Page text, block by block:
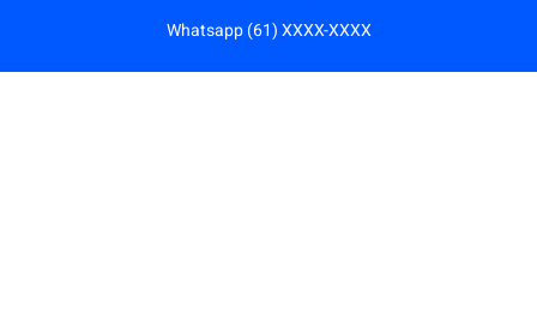
Whatsapp (61) XXXX-XXXX